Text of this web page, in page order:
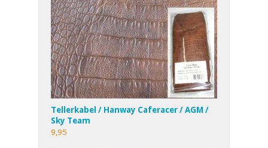
Tellerkabel / Hanway Caferacer / AGM /
Sky Team
9,95